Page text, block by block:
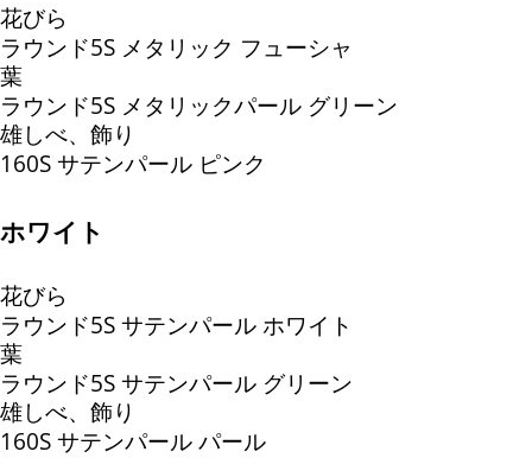
花びら
ラウンド5S メタリック フューシャ
葉
ラウンド5S メタリックパール グリーン
雄しべ、飾り
160S サテンパール ピンク
ホワイト
花びら
ラウンド5S サテンパール ホワイト
葉
ラウンド5S サテンパール グリーン
雄しべ、飾り
160S サテンパール パール